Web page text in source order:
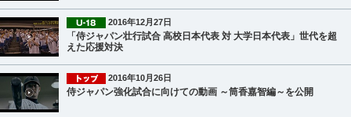
2016年12月27日
「侍ジャパン壮行試合 高校日本代表 対 大学日本代表」世代を超
えた応援対決
2016年10月26日
侍ジャパン強化試合に向けての動画 ～筒香嘉智編～を公開